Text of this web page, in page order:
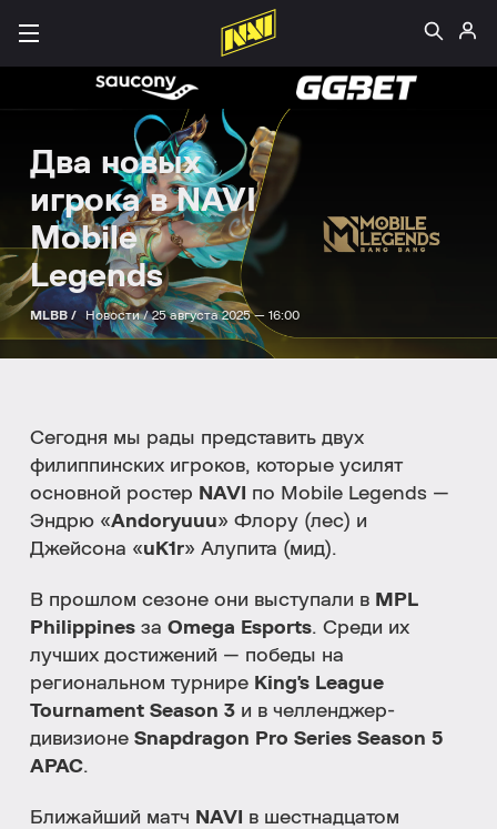
Два новых
игрока в NAVI
Mobile
Legends
MLBB / Новости /25 августа 2025 — 16:00
Сегодня мы рады представить двух
филиппинских игроков, которые усилят
основной ростер NAVI
по Mobile Legends —
Эндрю «Andoryuuu» Флору (лес) и
Джейсона «uK1r» Алупита (мид).
В прошлом сезоне они выступали в MPL
Philippines за Omega Esports. Среди их
лучших достижений — победы на
региональном турнире King's League
Tournament Season 3 и в челленджер-
дивизионе Snapdragon Pro Series Season 5
APAC.
Ближайший матч NAVI
в шестнадцатом